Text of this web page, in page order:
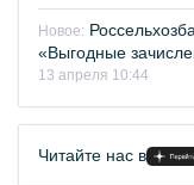
Новое:
«Выгодные
13 апреля 10:44
Читайте нас в